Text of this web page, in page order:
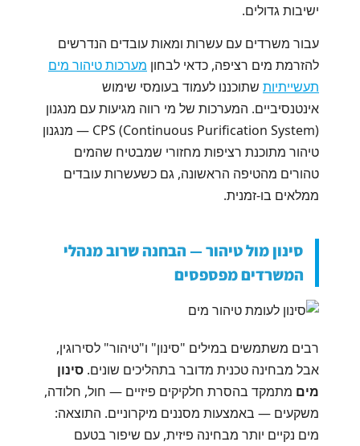
ישיבות גדולים.
עבור משרדים עם עשרות ומאות עובדים הנדרשים
להזרמת מים רציפה, כדאי לבחון מערכות טיהור מים
תעשייתיות שתוכננו לעמוד בעומסי שימוש
אינטנסיביים. המערכות של מי רווה מגיעות עם מנגנון
CPS (Continuous Purification System) — מנגנון
טיהור מתוכנת רציפות מחזורי שמבטיח שהמים
טהורים מהטיפה הראשונה, גם כשעשרות עובדים
ממלאים בו-זמנית.
סינון מול טיהור — הבחנה שרוב מנהלי
המשרדים מפספסים
רבים משתמשים במילים "סינון" ו"טיהור" לסירוגין,
אבל מבחינה טכנית מדובר בתהליכים שונים. סינון
מים מתמקד בהסרת חלקיקים פיזיים — חול, חלודה,
משקעים — באמצעות מסננים מיקרוניים. התוצאה:
מים נקיים יותר מבחינה פיזית, עם שיפור בטעם